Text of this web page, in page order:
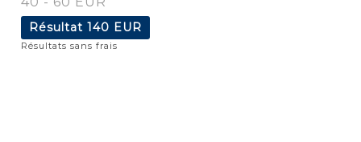
Résultat 140 EUR
Résultats sans frais